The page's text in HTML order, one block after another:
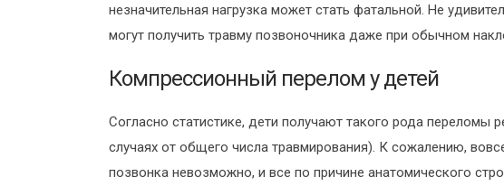
незначительная нагрузка может стать фатальной. Не
могут получить травму позвоночника даже при обычном
Компрессионный перелом у детей
Согласно статистике, дети получают такого рода переломы
случаях от общего числа травмирования). К сожалению,
позвонка невозможно, и все по причине анатомического